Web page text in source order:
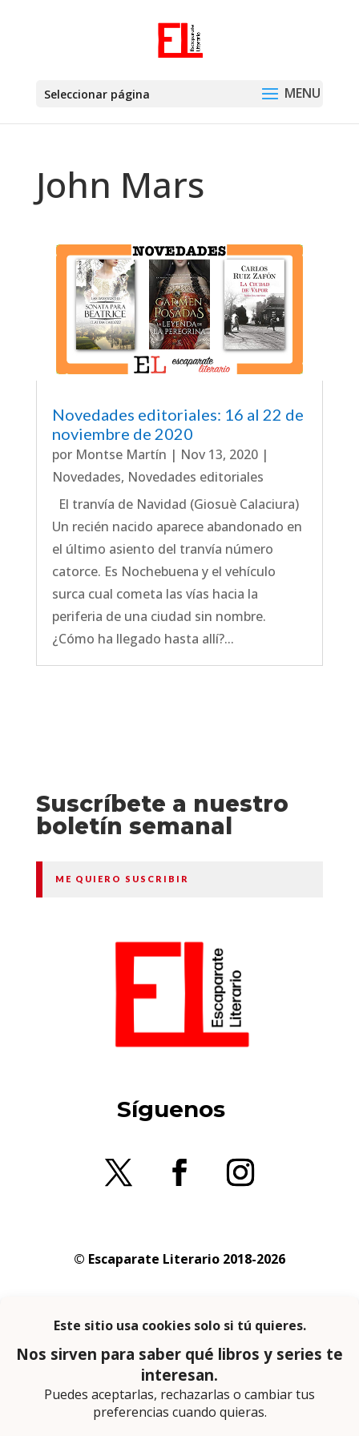
Seleccionar página
John Mars
Novedades editoriales: 16 al 22 de
noviembre de 2020
por Montse Martín | Nov 13, 2020|
Novedades, Novedades editoriales
El tranvía de Navidad (Giosuè Calaciura)
Un recién nacido aparece abandonado en
el último asiento del tranvía número
catorce. Es Nochebuena y el vehículo
surca cual cometa las vías hacia la
periferia de una ciudad sin nombre.
¿Cómo ha llegado hasta allí?...
Suscríbete a nuestro
boletín semanal
ME QUIERO SUSCRIBIR
Síguenos
© Escaparate Literario 2018-2026
privacidad
En calidad de afiliado de Amazon obtengo
ingresos por las compras adscritas que